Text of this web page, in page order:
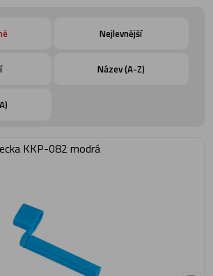
Nejlevnější
Název (A-Z)
KKP-082 modrá